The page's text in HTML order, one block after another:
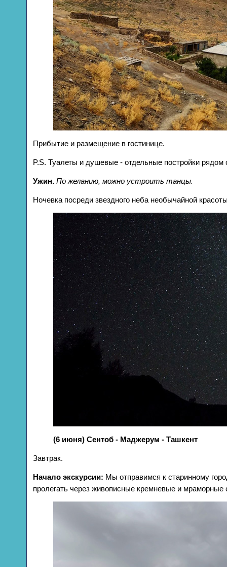
Прибытие и размещение в гостинице.
P.S. Туалеты и душевые - отдельные постройки рядом
Ужин. По желанию, можно устроить танцы.
Ночевка посреди звездного неба необычайной
(6 июня) Сентоб - Маджерум - Ташкент
Завтрак.
Начало экскурсии: Мы отправимся к старинному
пролегать через живописные кремневые и